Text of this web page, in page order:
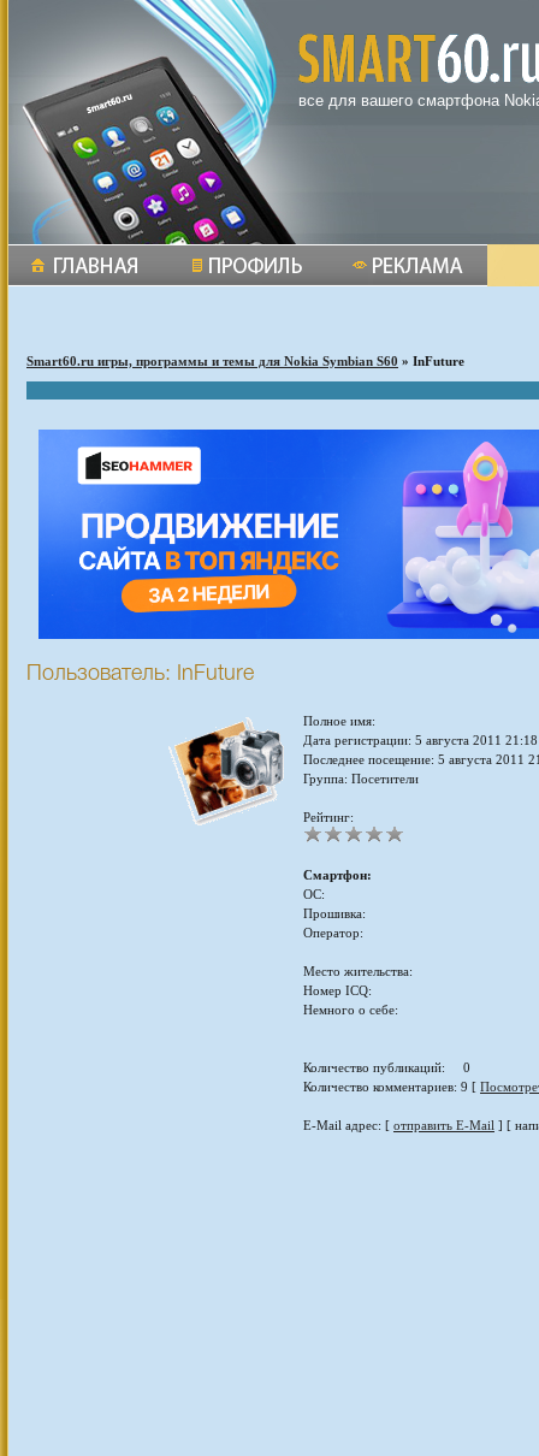
все для вашего смартфона
Smart60.ru игры, программы и темы для Nokia Symbian S60 » InFuture
Пользователь: InFuture
Полное имя:
Дата регистрации: 5 августа 2011 21:18
Последнее посещение: 5 августа 2011
Группа: Посетители
Рейтинг:
Смартфон:
ОС:
Прошивка:
Оператор:
Место жительства:
Номер ICQ:
Немного о себе:
Количество публикаций: 0
Количество комментариев: 9 [
E-Mail адрес: [ отправить E-Mail ] [